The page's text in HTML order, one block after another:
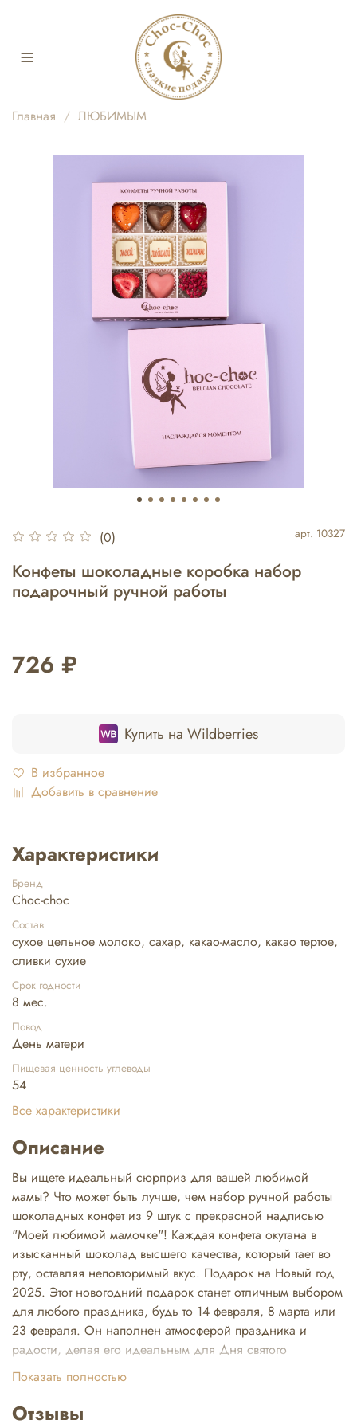
Главная ЛЮБИМЫМ
(0) арт. 10327
Конфеты шоколадные коробка набор
подарочный ручной работы
726 ₽
Купить на Wildberries
В избранное
Добавить в сравнение
Характеристики
Бренд
Choc-choc
Состав
сухое цельное молоко, сахар, какао-масло, какао тертое,
сливки сухие
Срок годности
8 мес.
Повод
День матери
Пищевая ценность углеводы
54
Все характеристики
Описание
Вы ищете идеальный сюрприз для вашей любимой
мамы? Что может быть лучше, чем набор ручной работы
шоколадных конфет из 9 штук с прекрасной надписью
"Моей любимой мамочке"! Каждая конфета окутана в
изысканный шоколад высшего качества, который тает во
рту, оставляя неповторимый вкус. Подарок на Новый год
2025. Этот новогодний подарок станет отличным выбором
для любого праздника, будь то 14 февраля, 8 марта или
23 февраля. Он наполнен атмосферой праздника и
радости, делая его идеальным для Дня святого
Валентина или Международного женского дня. Подарок
лучших сортов белого, молочного и темного шоколада.
Показать полностью
Отзывы